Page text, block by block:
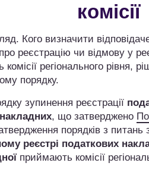
комісії
Кого визначити
реєстрацію чи відмову у
регіонального рівня,
порядку.
зупинення реєстрації
, що затверджено
порядків з питань
реєстрі податкових
приймають комісії